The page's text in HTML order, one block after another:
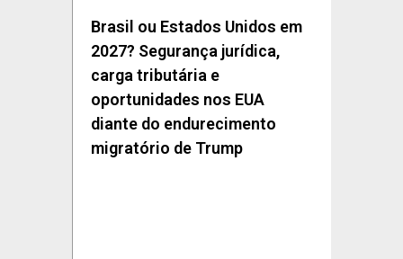
Brasil ou Estados Unidos em
2027? Segurança jurídica,
carga tributária e
oportunidades nos EUA
diante do endurecimento
migratório de Trump